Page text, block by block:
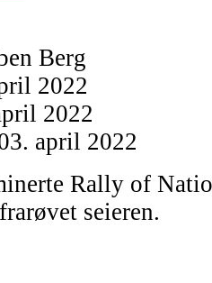
Berg
2022
2022
april 2022
Rally of
seieren.